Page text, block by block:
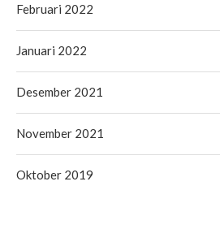
Februari 2022
Januari 2022
Desember 2021
November 2021
Oktober 2019